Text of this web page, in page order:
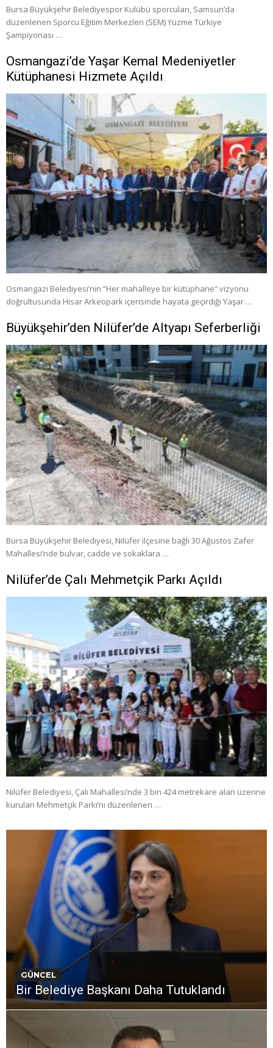
Bursa Büyükşehir Belediyespor Kulübü sporcuları, Samsun’da
düzenlenen Sporcu Eğitim Merkezleri (SEM) Yüzme Türkiye
Şampiyonası …
Osmangazi’de Yaşar Kemal Medeniyetler
Kütüphanesi Hizmete Açıldı
Osmangazi Belediyesi’nin “Her mahalleye bir kütüphane” vizyonu
doğrultusunda Hisar Arkeopark içerisinde hayata geçirdiği Yaşar …
Büyükşehir’den Nilüfer’de Altyapı Seferberliği
Bursa Büyükşehir Belediyesi, Nilüfer ilçesine bağlı 30 Ağustos Zafer
Mahallesi’nde bulvar, cadde ve sokaklara …
Nilüfer’de Çalı Mehmetçik Parkı Açıldı
Nilüfer Belediyesi, Çalı Mahallesi’nde 3 bin 424 metrekare alan üzerine
kurulan Mehmetçik Parkı’nı düzenlenen …
GÜNCEL
Bir Belediye Başkanı Daha Tutuklandı